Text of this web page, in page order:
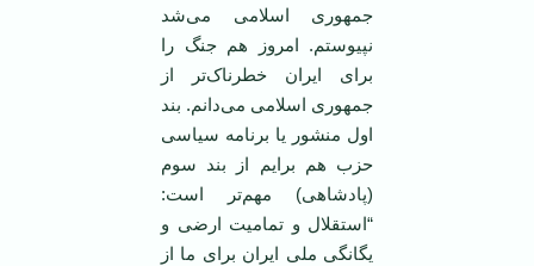
جمهوری اسلامی می‌شد
نپیوستم. امروز هم جنگ را
برای ایران خطرناک‌تر از
جمهوری اسلامی می‌دانم. بند
اول منشور یا برنامه سیاسی
حزب هم برایم از بند سوم
(پادشاهی) مهم‌تر است:
“استقلال و تماميت ارضی و
يگانگی ملی ايران برای ما از